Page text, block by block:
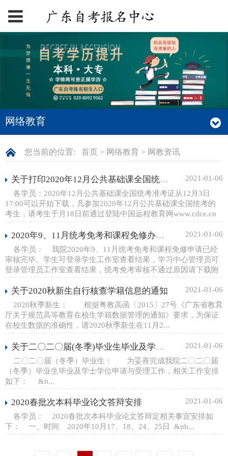
网络教育
您当前的位置: 首页> 网络教育> 网教资讯
关于打印2020年12月公共基础课全国统考准考证的通知
2021-01-06
各学员：2020年12月公共基础课全国统考准考证从12月3日
17:00可以开始下载，凡参加2020年12月公共基础课全国统考的
考生，请考生于月18日前通过登陆中国远程教育网www.cdce.cn
－“考生入口”自行下载打印（准考证黑白或彩色都可以），或...
2020年9、11月统考免考和课程免修办理结果公布
2021-01-06
各学员： 我院2020年9、11月统考免考和课程免修申请已经
审核完毕。学生可登录学生工作室查看结果，学习中心管理员可
登录管理员工作室查看结果，统考免考审核不通过原因请下载附
件查看，对审核结果有异议的学生，请在12月...
关于2020秋新生自行核查学籍信息的通知
2021-01-06
2020秋季新生： 根据粤教高函〔2015〕27号《广东省教育
厅关于规范高等教育在校生学籍数据管理的通知》要求，为保证
在校生数据的准确性，请2020秋季新生在11月2...
关于二〇二〇届(冬季)毕业生毕业及学士学位申请工作的通知
2021-01-06
二〇二〇届（冬季）毕业生： 为妥善完成我院二〇二〇届
（冬季）毕业生毕业及学士学位申请与受理工作，相关工作安排
如下： &n...
2020春批次本科毕业论文答辩安排
2021-01-06
各学员： 2020春批次本科毕业论文答辩定相关事宜安排如
下： 一、时间 2020年10月17、18、24、25日 &nb...